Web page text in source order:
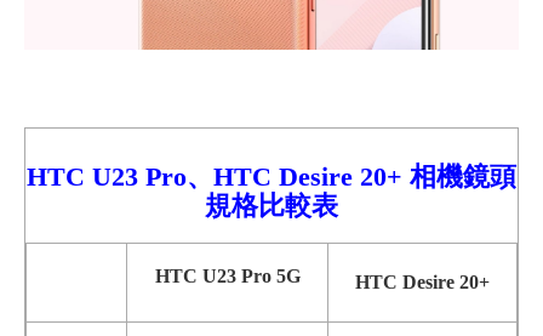
HTC U23 Pro、 HTC Desire 20+ 相機鏡頭
規格比較表
HTC U23 Pro 5G HTC Desire 20+